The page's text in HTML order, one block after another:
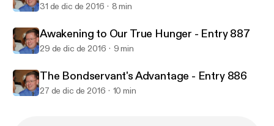
31 de dic de 2016 8 min
Awakening to Our True Hunger - Entry 887
29 de dic de 2016 9 min
The Bondservant's Advantage - Entry 886
27 de dic de 2016 10 min